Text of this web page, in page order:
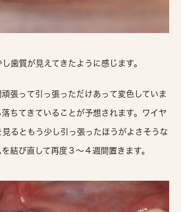
歯質が見えてきたように感じます。
張って引っ張っただけあって変色していま
ちてきていることが予想されます。ワイヤ
るともう少し引っ張ったほうがよさそうな
結び直して再度３〜４週間置きます。